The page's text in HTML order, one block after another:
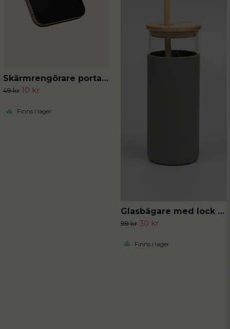
Skärmrengörare portabel
49 kr 10 kr
Finns i lager
Glasbägare med lock och sugrör
99 kr 30 kr
Finns i lager